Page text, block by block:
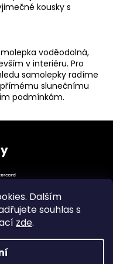
Dalším
souhlas s
zde.
kousky s
voděodolná,
v interiéru. Pro
samolepky radíme
slunečnímu
podmínkám.
osobních údajů